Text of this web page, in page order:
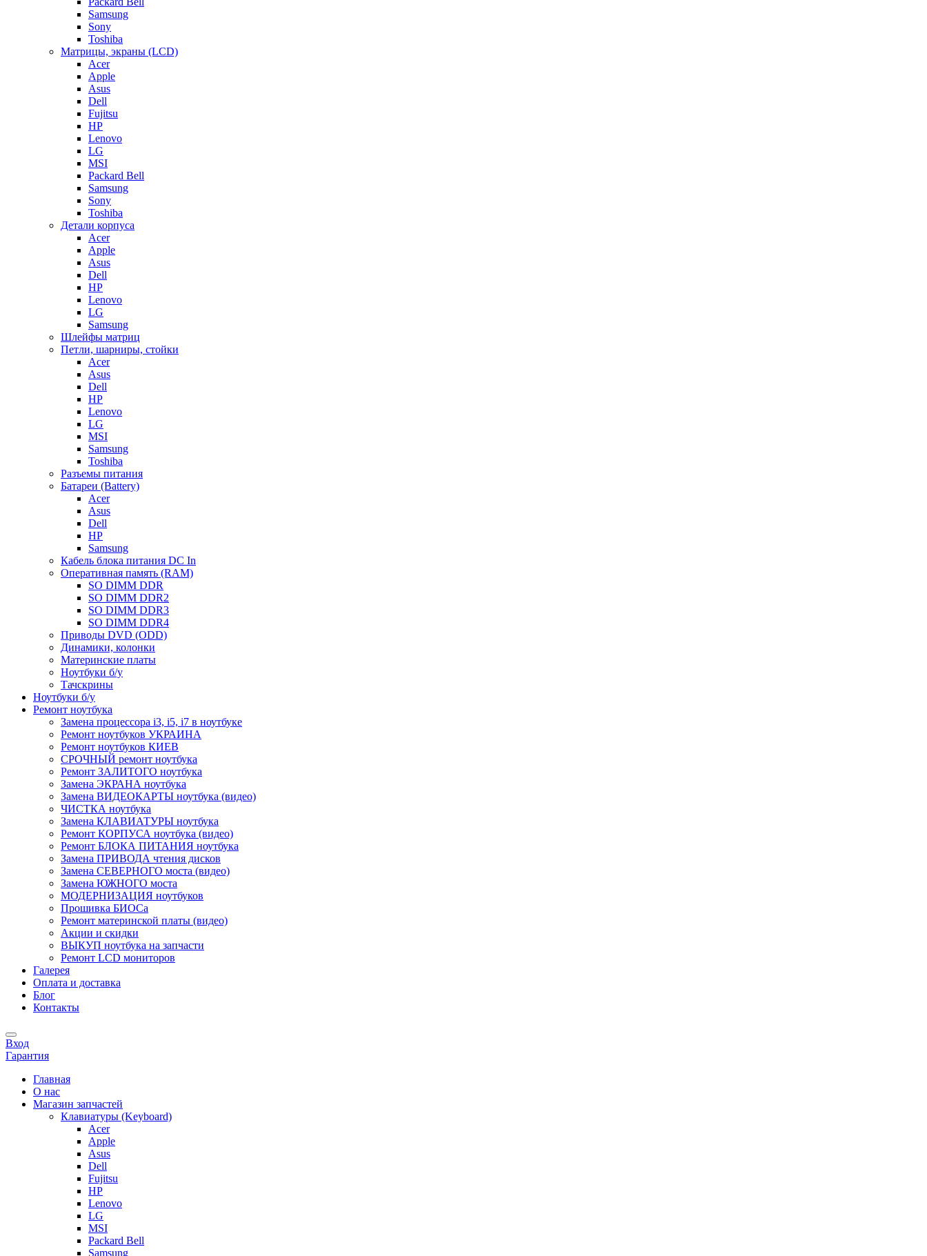
Samsung
Sony
Toshiba
Матрицы, экраны (LCD)
Acer
Apple
Asus
Dell
Fujitsu
HP
Lenovo
LG
MSI
Packard Bell
Samsung
Sony
Toshiba
Детали корпуса
Acer
Apple
Asus
Dell
HP
Lenovo
LG
Samsung
Шлейфы матриц
Петли, шарниры, стойки
Acer
Asus
Dell
HP
Lenovo
LG
MSI
Samsung
Toshiba
Разъемы питания
Батареи (Battery)
Acer
Asus
Dell
HP
Samsung
Кабель блока питания DC In
Оперативная память (RAM)
SO DIMM DDR
SO DIMM DDR2
SO DIMM DDR3
SO DIMM DDR4
Приводы DVD (ODD)
Динамики, колонки
Материнские платы
Ноутбуки б/у
Тачскрины
Ноутбуки б/у
Ремонт ноутбука
Замена процессора i3, i5, i7 в ноутбуке
Ремонт ноутбуков УКРАИНА
Ремонт ноутбуков КИЕВ
СРОЧНЫЙ ремонт ноутбука
Ремонт ЗАЛИТОГО ноутбука
Замена ЭКРАНА ноутбука
Замена ВИДЕОКАРТЫ ноутбука (видео)
ЧИСТКА ноутбука
Замена КЛАВИАТУРЫ ноутбука
Ремонт КОРПУСА ноутбука (видео)
Ремонт БЛОКА ПИТАНИЯ ноутбука
Замена ПРИВОДА чтения дисков
Замена СЕВЕРНОГО моста (видео)
Замена ЮЖНОГО моста
МОДЕРНИЗАЦИЯ ноутбуков
Прошивка БИОСа
Ремонт материнской платы (видео)
Акции и скидки
ВЫКУП ноутбука на запчасти
Ремонт LCD мониторов
Галерея
Оплата и доставка
Блог
Контакты
Вход
Гарантия
Главная
О нас
Магазин запчастей
Клавиатуры (Keyboard)
Acer
Apple
Asus
Dell
Fujitsu
HP
Lenovo
LG
MSI
Packard Bell
Samsung